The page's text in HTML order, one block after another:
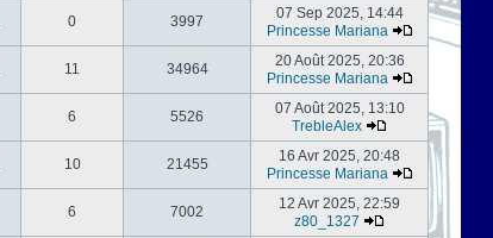
0 3997
07 Sep 2025, 14:44
Princesse Mariana
11 34964
20 Août 2025, 20:36
Princesse Mariana
6 5526
07 Août 2025, 13:10
TrebleAlex
10 21455
16 Avr 2025, 20:48
Princesse Mariana
6 7002
12 Avr 2025, 22:59
z80_1327